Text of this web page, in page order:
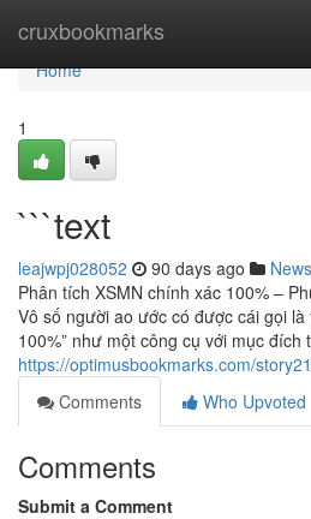
cruxbookmarks
Home
Home
1
```text
leajwpj028052 90 days ago News
Phân tích XSMN chính xác 100% –
Vô số người ao ước có được cái gọi là
100%” như một công cụ với mục đích
https://optimusbookmarks.com/
Comments
Who Upvoted
Comments
Submit a Comment